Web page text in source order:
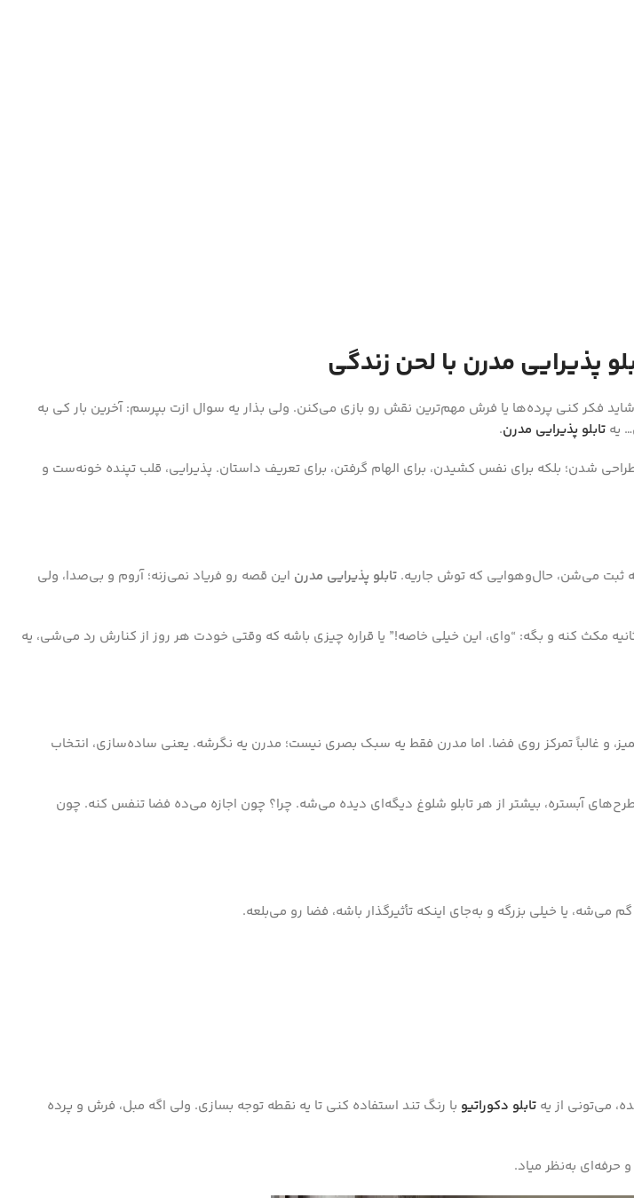
پذیرایی مدرن با لحن زندگی
کنی پرده‌ها یا فرش مهم‌ترین نقش رو بازی می‌کنن. ولی بذار یه سوال ازت بپرسم: آخرین بار کی به
یه تابلو پذیرایی مدرن.
شدن؛ بلکه برای نفس کشیدن، برای الهام گرفتن، برای تعریف داستان. پذیرایی، قلب تپنده خونه‌ست و
ثبت می‌شن، حال‌و‌هوایی که توش جاریه. تابلو پذیرایی مدرن این قصه رو فریاد نمی‌زنه؛ آروم و بی‌صدا، ولی
ثانیه مکث کنه و بگه: “وای، این خیلی خاصه!” یا قراره چیزی باشه که وقتی خودت هر روز از کنارش رد می‌شی، یه
و غالباً تمرکز روی فضا. اما مدرن فقط یه سبک بصری نیست؛ مدرن یه نگرشه. یعنی ساده‌سازی، انتخاب
آبستره، بیشتر از هر تابلو شلوغ دیگه‌ای دیده می‌شه. چرا؟ چون اجازه می‌ده فضا تنفس کنه. چون
می‌شه، یا خیلی بزرگه و به‌جای اینکه تأثیرگذار باشه، فضا رو می‌بلعه.
می‌تونی از یه تابلو دکوراتیو با رنگ تند استفاده کنی تا یه نقطه توجه بسازی. ولی اگه مبل، فرش و پرده
حرفه‌ای به‌نظر میاد.